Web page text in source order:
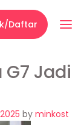
Daftar
G7 Jadi
by minkost